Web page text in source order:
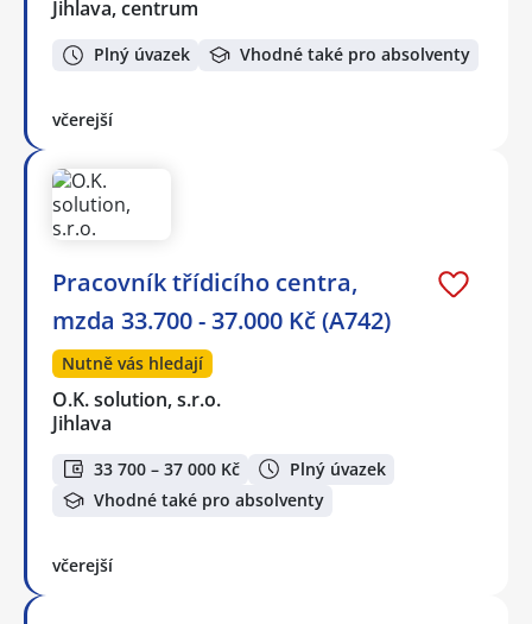
Jihlava, centrum
Plný úvazek Vhodné také pro absolventy
včerejší
Pracovník třídicího centra,
mzda 33.700 - 37.000 Kč (A742)
Nutně vás hledají
O.K. solution, s.r.o.
Jihlava
33 700 – 37 000 Kč
Plný úvazek
Vhodné také pro absolventy
včerejší